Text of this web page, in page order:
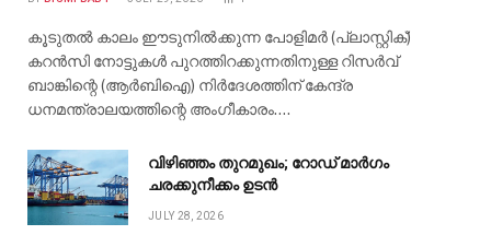
കൂടുതൽ കാലം ഈടുനിൽക്കുന്ന പോളിമർ (പ്ലാസ്റ്റിക്)
കറൻസി നോട്ടുകൾ പുറത്തിറക്കുന്നതിനുള്ള റിസർവ്
ബാങ്കിന്റെ (ആർബിഐ) നിർദേശത്തിന് കേന്ദ്ര
ധനമന്ത്രാലയത്തിന്റെ അംഗീകാരം.…
വിഴിഞ്ഞം തുറമുഖം; റോഡ് മാർഗം
ചരക്കുനീക്കം ഉടൻ
JULY 28, 2026